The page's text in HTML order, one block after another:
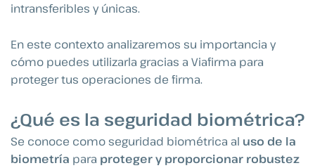
intransferibles y únicas.
En este contexto analizaremos su importancia y
cómo puedes utilizarla gracias a Viafirma para
proteger tus operaciones de firma.
¿Qué es la seguridad biométrica?
Se conoce como seguridad biométrica al uso de la
biometría para proteger y proporcionar robustez